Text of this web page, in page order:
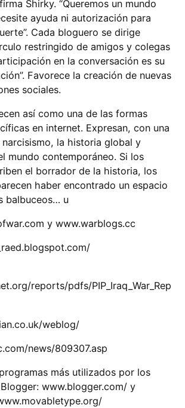
Shirky. “Queremos un mundo
ayuda ni autorización para
Cada bloguero se dirige
restringido de amigos y colegas
en la conversación es su
Favorece la creación de nuevas
sociales.
así como una de las formas
en internet. Expresan, con una
narcisismo, la historia global y
mundo contemporáneo. Si los
el borrador de la historia, los
haber encontrado un espacio
balbuceos… u
y www.warblogs.cc
reports/pdfs/PIP_Iraq_War_Rep
weblog/
news/809307.asp
más utilizados por los
www.blogger.com/ y